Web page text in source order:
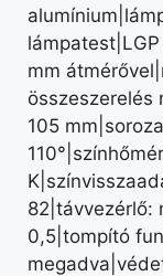
mm
összeszerelés
105
82|távvezérlő:
0,5|tompító